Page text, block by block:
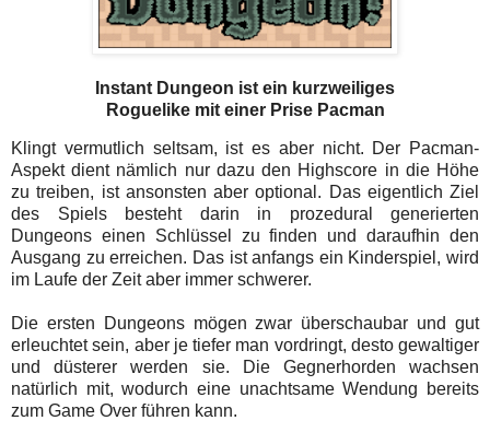
Instant Dungeon ist ein kurzweiliges
Roguelike mit einer Prise Pacman
Klingt vermutlich seltsam, ist es aber nicht. Der Pacman-
Aspekt dient nämlich nur dazu den Highscore in die Höhe
zu treiben, ist ansonsten aber optional. Das eigentlich Ziel
des Spiels besteht darin in prozedural generierten
Dungeons einen Schlüssel zu finden und daraufhin den
Ausgang zu erreichen. Das ist anfangs ein Kinderspiel, wird
im Laufe der Zeit aber immer schwerer.
Die ersten Dungeons mögen zwar überschaubar und gut
erleuchtet sein, aber je tiefer man vordringt, desto gewaltiger
und düsterer werden sie. Die Gegnerhorden wachsen
natürlich mit, wodurch eine unachtsame Wendung bereits
zum Game Over führen kann.